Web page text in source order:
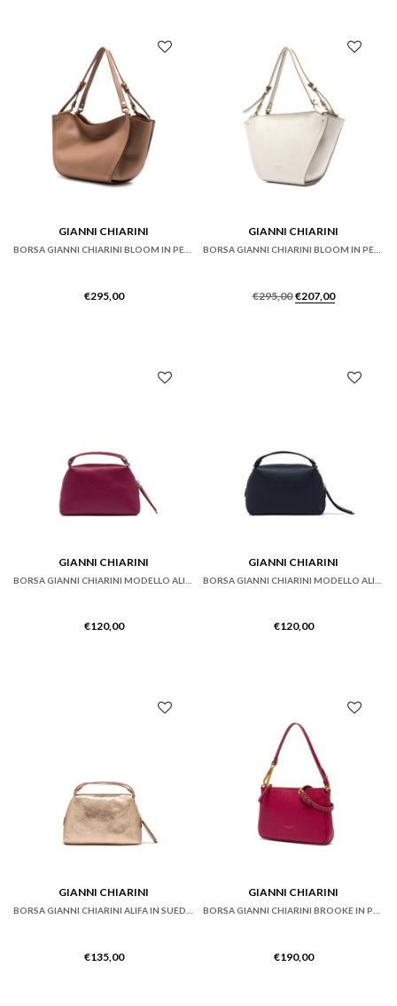
GIANNI CHIARINI
BORSA GIANNI CHIARINI BLOOM IN PELLE DOUBLE SFODERATA ARGILLA
€295,00
GIANNI CHIARINI
BORSA GIANNI CHIARINI BLOOM IN PELLE DOUBLE SFODERATA SABBIA
€295,00 Il
€207,00Il
GIANNI CHIARINI
€120,00
GIANNI CHIARINI
€120,00
GIANNI CHIARINI
BORSA GIANNI CHIARINI ALIFA IN SUEDE METALLIZZATO BRONZO
€135,00
GIANNI CHIARINI
BORSA GIANNI CHIARINI BROOKE IN PELLE A GRANA MAXI ROSA CIPRIA
€190,00